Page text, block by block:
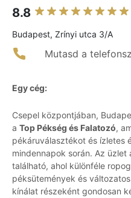
8.8
Budapest, Zrínyi utca 3/A
Mutasd a
Egy cég:
Csepel központjában,
a Top Pékség és Falatozó,
pékáruválasztékot és ízletes
mindennapok során. Az üzlet
található, ahol különféle
péksütemények és
kínálat részeként gondosan